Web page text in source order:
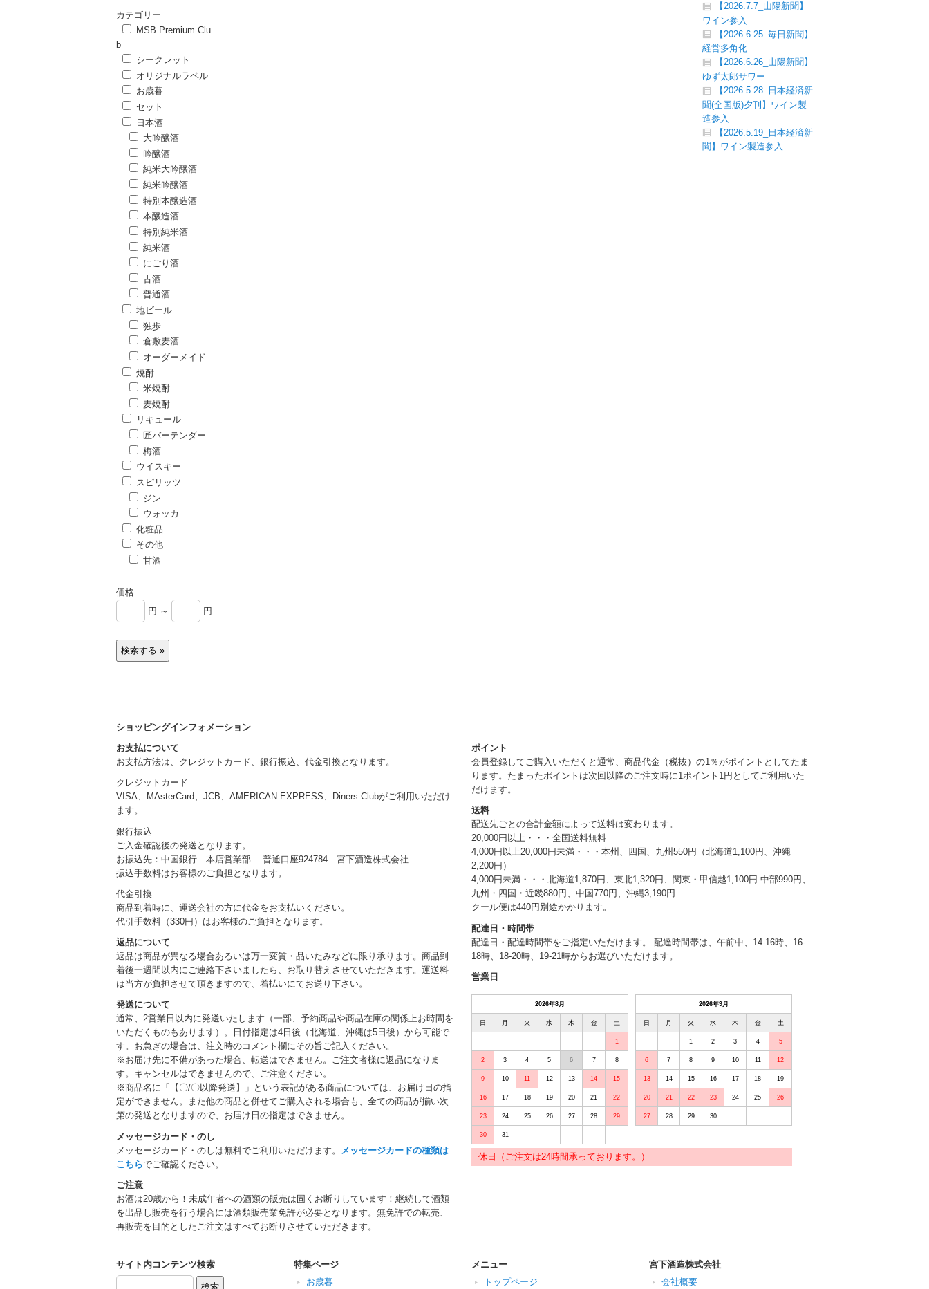
カテゴリー
MSB Premium Clu
b
シークレット
オリジナルラベル
お歳暮
セット
日本酒
大吟醸酒
吟醸酒
純米大吟醸酒
純米吟醸酒
特別本醸造酒
本醸造酒
特別純米酒
純米酒
にごり酒
古酒
普通酒
地ビール
独歩
倉敷麦酒
オーダーメイド
焼酎
米焼酎
麦焼酎
リキュール
匠バーテンダー
梅酒
ウイスキー
スピリッツ
ジン
ウォッカ
化粧品
その他
甘酒
価格
円 ～
円
【2026.7.7_山陽新聞】
ワイン参入
【2026.6.25_毎日新聞】
経営多角化
【2026.6.26_山陽新聞】
ゆず太郎サワー
【2026.5.28_日本経済新
聞(全国版)夕刊】ワイン製
造参入
【2026.5.19_日本経済新
聞】ワイン製造参入
ショッピングインフォメーション
お支払について
お支払方法は、クレジットカード、銀行振込、代金引換となります。
クレジットカード
VISA、MAsterCard、JCB、AMERICAN EXPRESS、Diners Clubがご利用いただけ
ます。
銀行振込
ご入金確認後の発送となります。
お振込先：中国銀行 本店営業部 普通口座924784 宮下酒造株式会社
振込手数料はお客様のご負担となります。
代金引換
商品到着時に、運送会社の方に代金をお支払いください。
代引手数料（330円）はお客様のご負担となります。
返品について
返品は商品が異なる場合あるいは万一変質・品いたみなどに限り承ります。商品到
着後一週間以内にご連絡下さいましたら、お取り替えさせていただきます。運送料
は当方が負担させて頂きますので、着払いにてお送り下さい。
発送について
通常、2営業日以内に発送いたします（一部、予約商品や商品在庫の関係上お時間を
いただくものもあります）。日付指定は4日後（北海道、沖縄は5日後）から可能で
す。お急ぎの場合は、注文時のコメント欄にその旨ご記入ください。
※お届け先に不備があった場合、転送はできません。ご注文者様に返品になりま
す。キャンセルはできませんので、ご注意ください。
※商品名に「【〇/〇以降発送】」という表記がある商品については、お届け日の指
定ができません。また他の商品と併せてご購入される場合も、全ての商品が揃い次
第の発送となりますので、お届け日の指定はできません。
メッセージカード・のし
メッセージカード・のしは無料でご利用いただけます。
メッセージカードの種類は
こちらでご確認ください。
ご注意
お酒は20歳から！未成年者への酒類の販売は固くお断りしています！継続して酒類
を出品し販売を行う場合には酒類販売業免許が必要となります。無免許での転売、
再販売を目的としたご注文はすべてお断りさせていただきます。
ポイント
会員登録してご購入いただくと通常、商品代金（税抜）の1％がポイントとしてたま
ります。たまったポイントは次回以降のご注文時に1ポイント1円としてご利用いた
だけます。
送料
配送先ごとの合計金額によって送料は変わります。
20,000円以上・・・全国送料無料
4,000円以上20,000円未満・・・本州、四国、九州550円（北海道1,100円、沖縄
2,200円）
4,000円未満・・・北海道1,870円、東北1,320円、関東・甲信越1,100円 中部990円、
九州・四国・近畿880円、中国770円、沖縄3,190円
クール便は440円別途かかります。
配達日・時間帯
配達日・配達時間帯をご指定いただけます。 配達時間帯は、午前中、14-16時、16-
18時、18-20時、19-21時からお選びいただけます。
営業日
2026年8月
日 月 火 水 木 金 土
1
2 3 4 5 6 7 8
9 10 11 12 13 14 15
16 17 18 19 20 21 22
23 24 25 26 27 28 29
30 31
2026年9月
日 月 火 水 木 金 土
1 2 3 4 5
6 7 8 9 10 11 12
13 14 15 16 17 18 19
20 21 22 23 24 25 26
27 28 29 30
休日（ご注文は24時間承っております。）
サイト内コンテンツ検索
特集ページ
お歳暮
メニュー
トップページ
宮下酒造株式会社
会社概要